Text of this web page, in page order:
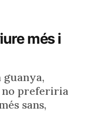
més i
no preferiria
sans,